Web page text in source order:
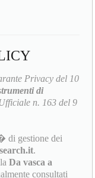
Privacy del 10
di
n. 163 del 9
di gestione dei
.
Da vasca a
consultati